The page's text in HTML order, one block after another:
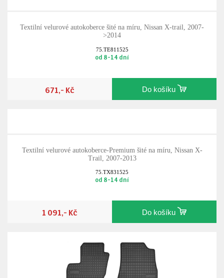
Textilní velurové autokoberce šité na míru, Nissan X-trail, 2007-
>2014
75.TE811525
od 8-14 dní
671,- Kč Do košíku
Textilní velurové autokoberce-Premium šité na míru, Nissan X-
Trail, 2007-2013
75.TX831525
od 8-14 dní
1 091,- Kč Do košíku